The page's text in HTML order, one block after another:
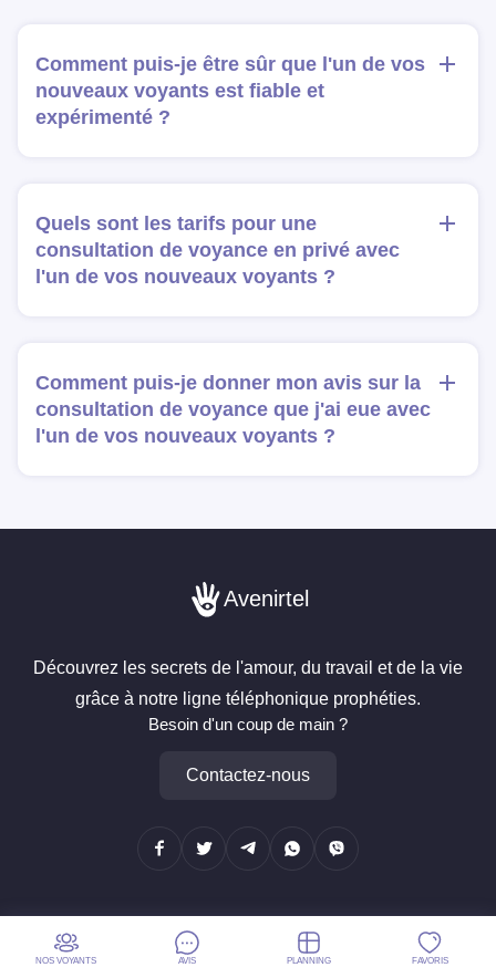
Comment puis-je être sûr que l'un de vos
nouveaux voyants est fiable et
expérimenté ?
Quels sont les tarifs pour une
consultation de voyance en privé avec
l'un de vos nouveaux voyants ?
Comment puis-je donner mon avis sur la
consultation de voyance que j'ai eue avec
l'un de vos nouveaux voyants ?
Avenirtel
Découvrez les secrets de l'amour, du travail et de la vie
grâce à notre ligne téléphonique prophéties.
Besoin d'un coup de main ?
Contactez-nous
Avenirtel®est une marque européenne déposée sous le numéro
NOS VOYANTS AVIS PLANNING FAVORIS